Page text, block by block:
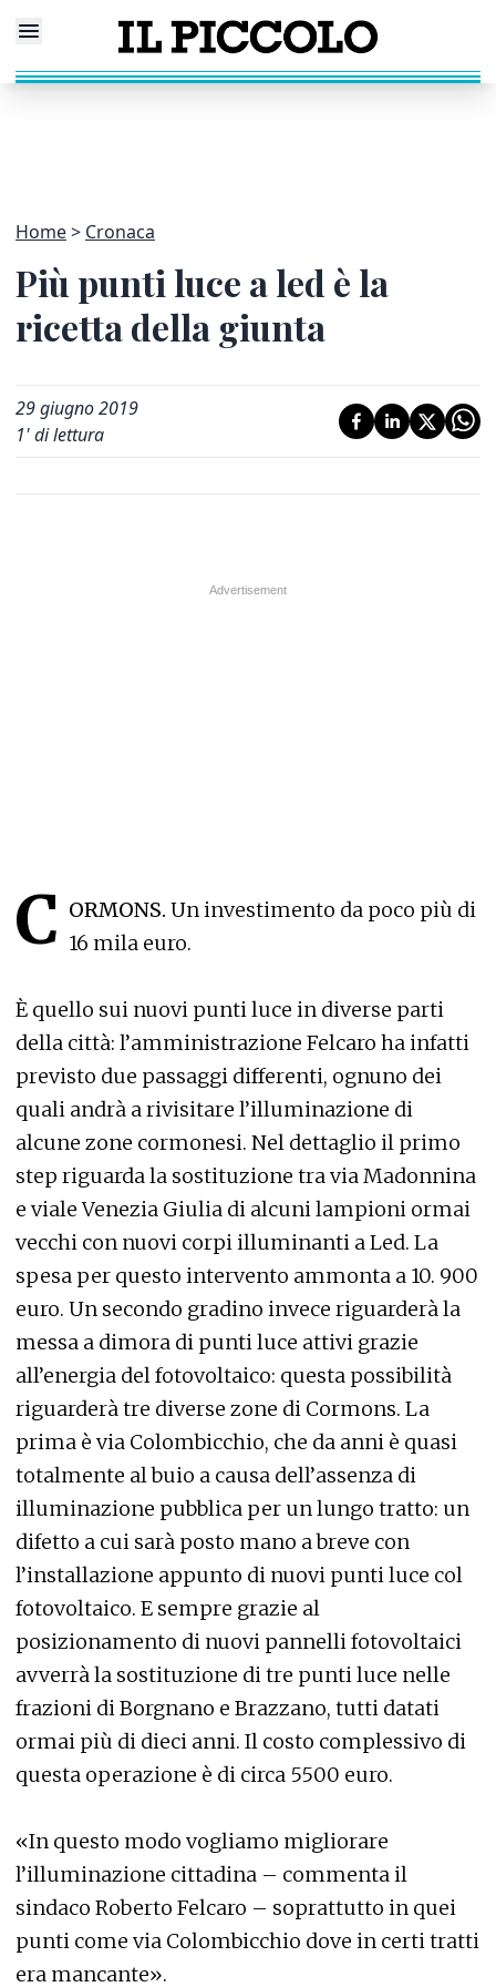
Home Cronaca
Più punti luce a led è la
ricetta della giunta
29 giugno 2019
1' di lettura
C ORMONS. Un investimento da poco più di
16 mila euro.
È quello sui nuovi punti luce in diverse parti
della città: l’amministrazione Felcaro ha infatti
previsto due passaggi differenti, ognuno dei
quali andrà a rivisitare l’illuminazione di
alcune zone cormonesi. Nel dettaglio il primo
step riguarda la sostituzione tra via Madonnina
e viale Venezia Giulia di alcuni lampioni ormai
vecchi con nuovi corpi illuminanti a Led. La
spesa per questo intervento ammonta a 10. 900
euro. Un secondo gradino invece riguarderà la
messa a dimora di punti luce attivi grazie
all’energia del fotovoltaico: questa possibilità
riguarderà tre diverse zone di Cormons. La
prima è via Colombicchio, che da anni è quasi
totalmente al buio a causa dell’assenza di
illuminazione pubblica per un lungo tratto: un
difetto a cui sarà posto mano a breve con
l’installazione appunto di nuovi punti luce col
fotovoltaico. E sempre grazie al
posizionamento di nuovi pannelli fotovoltaici
avverrà la sostituzione di tre punti luce nelle
frazioni di Borgnano e Brazzano, tutti datati
ormai più di dieci anni. Il costo complessivo di
questa operazione è di circa 5500 euro.
«In questo modo vogliamo migliorare
l’illuminazione cittadina – commenta il
sindaco Roberto Felcaro – soprattutto in quei
punti come via Colombicchio dove in certi tratti
era mancante».